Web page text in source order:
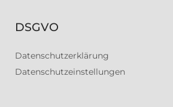
DSGVO
Datenschutzerklärung
Datenschutzeinstellungen